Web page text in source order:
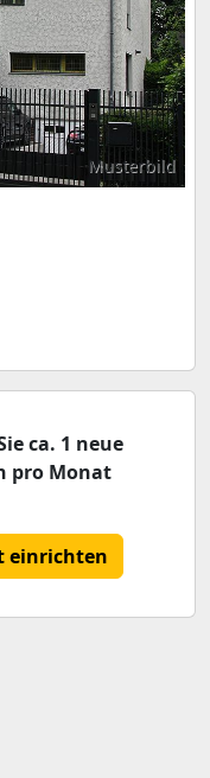
Musterbild
ca. 1 neue
pro Monat
einrichten